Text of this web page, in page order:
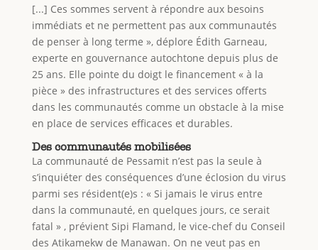
[...] Ces sommes servent à répondre aux besoins
immédiats et ne permettent pas aux communautés
de penser à long terme », déplore Édith Garneau,
experte en gouvernance autochtone depuis plus de
25 ans. Elle pointe du doigt le financement « à la
pièce » des infrastructures et des services offerts
dans les communautés comme un obstacle à la mise
en place de services efficaces et durables.
Des communautés mobilisées
La communauté de Pessamit n’est pas la seule à
s’inquiéter des conséquences d’une éclosion du virus
parmi ses résident(e)s : « Si jamais le virus entre
dans la communauté, en quelques jours, ce serait
fatal » , prévient Sipi Flamand, le vice-chef du Conseil
des Atikamekw de Manawan. On ne veut pas en